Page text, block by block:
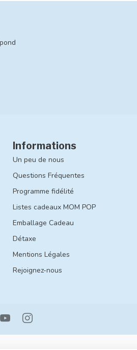
Informations
Un peu de nous
Questions Fréquentes
Programme fidélité
Listes cadeaux MOM POP
Emballage Cadeau
Détaxe
Mentions Légales
Rejoignez-nous